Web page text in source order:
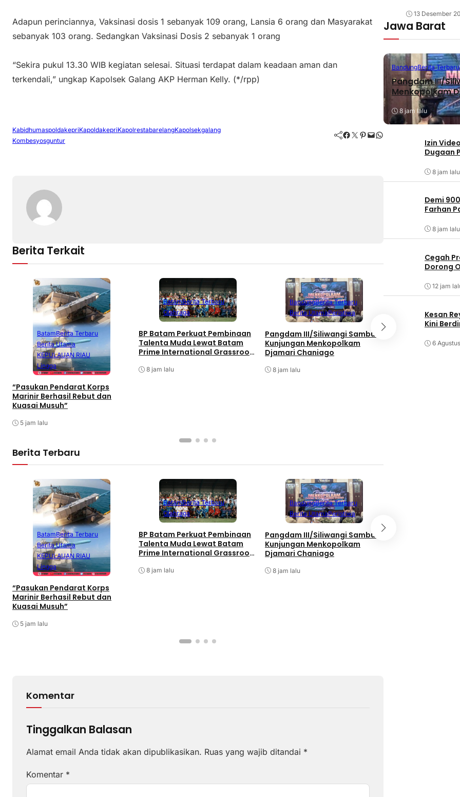
Adapun perinciannya, Vaksinasi dosis 1 sebanyak 109 orang, Lansia 6 orang dan Masyarakat
sebanyak 103 orang. Sedangkan Vaksinasi Dosis 2 sebanyak 1 orang
“Sekira pukul 13.30 WIB kegiatan selesai. Situasi terdapat dalam keadaan aman dan
terkendali,” ungkap Kapolsek Galang AKP Herman Kelly. (*/rpp)
KabidhumaspoldakepriKapoldakepriKapolrestabarelangKapolsekgalang
Kombesyosguntur
Facebook Twitter Pinterest Mail WhatsApp
Berita Terkait
BatamBerita Terbaru
Berita Utama
KEPULAUAN RIAU
Lingga
“Pasukan Pendarat Korps
Marinir Berhasil Rebut dan
Kuasai Musuh”
5 jam lalu
BatamBerita Terbaru
Olahraga
BP Batam Perkuat Pembinaan
Talenta Muda Lewat Batam
Prime International Grassroot
8 jam lalu
BandungBerita Terbaru
Berita UtamaPeristiwa
Pangdam III/Siliwangi Sambut
Kunjungan Menkopolkam
Djamari Chaniago
8 jam lalu
Berita Terbaru
Nasional
Pembangunan,
Berita Terbaru
BatamBerita Terbaru
Berita Utama
KEPULAUAN RIAU
Lingga
“Pasukan Pendarat Korps
Marinir Berhasil Rebut dan
Kuasai Musuh”
5 jam lalu
BatamBerita Terbaru
Olahraga
BP Batam Perkuat Pembinaan
Talenta Muda Lewat Batam
Prime International Grassroot
8 jam lalu
BandungBerita Terbaru
Berita UtamaPeristiwa
Pangdam III/Siliwangi Sambut
Kunjungan Menkopolkam
Djamari Chaniago
8 jam lalu
Komentar
Tinggalkan Balasan
Alamat email Anda tidak akan dipublikasikan. Ruas yang wajib ditandai *
Komentar *
13 Desember
Jawa Barat
BandungBerita Terbaru
Pangdam III/
Menkopolkam
8 jam lalu
Izin
Dugaan
8 jam lalu
Demi
Farhan
8 jam lalu
Cegah
Dorong
12 jam
Kesan
Kini
6